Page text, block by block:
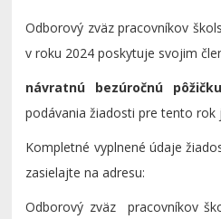
Odborový zväz pracovníkov
v roku 2024 poskytuje svojim
návratnú bezúročnú pôžičku
podávania žiadosti pre tento
Kompletné vyplnené údaje
zasielajte na adresu:
Odborový zväz pracovníkov